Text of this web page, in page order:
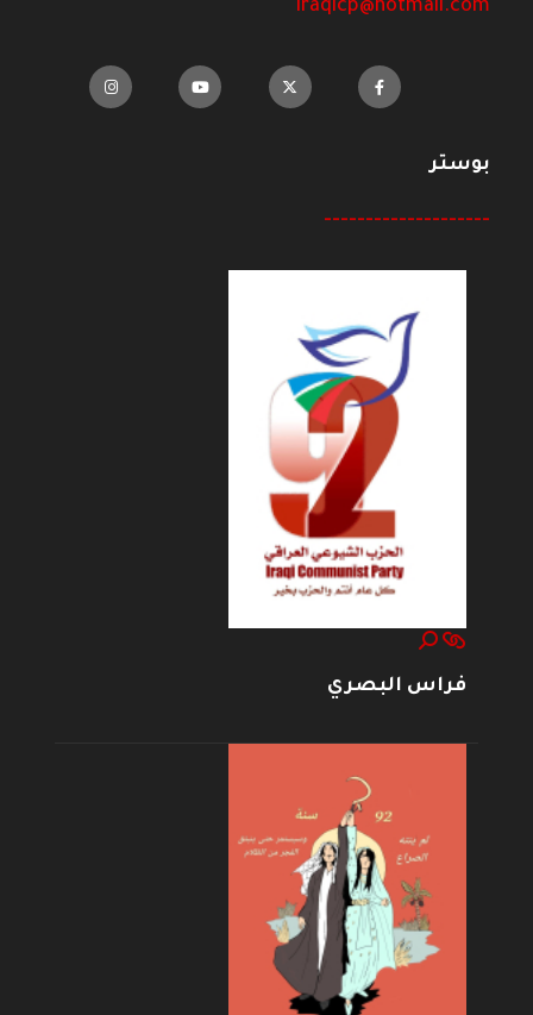
iraqicp@hotmail.com
بوستر
--------------------
فراس البصري